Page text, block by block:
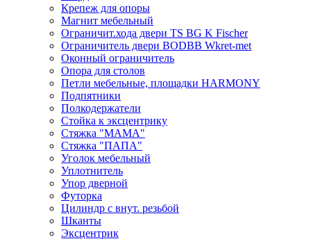
Крепеж для опоры
Магнит мебельный
Ограничит.хода двери TS BG K Fischer
Ограничитель двери BODBB Wkret-met
Оконный ограничитель
Опора для столов
Петли мебельные, площадки HARMONY
Подпятники
Полкодержатели
Стойка к эксцентрику
Стяжка "МАМА"
Стяжка "ПАПА"
Уголок мебельный
Уплотнитель
Упор дверной
Футорка
Цилиндр с внут. резьбой
Шканты
Эксцентрик